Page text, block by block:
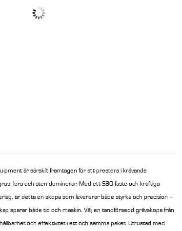
är särskilt framtagen för att prestera i krävande
lera och sten dominerar. Med ett S80-fäste och kraftiga
är detta en skopa som levererar både styrka och precision –
sparar både tid och maskin. Välj en tandförsedd grävskopa från
och effektivitet i ett och samma paket.Utrustad med